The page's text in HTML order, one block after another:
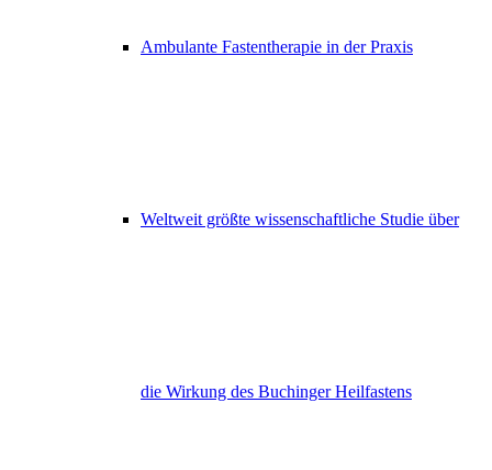
Ambulante Fastentherapie in der Praxis
Weltweit größte wissenschaftliche Studie über
die Wirkung des Buchinger Heilfastens